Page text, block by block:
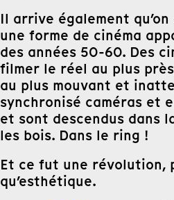
Il arrive également
une forme de cinéma
des années 50-60. Des
filmer le réel au plus
au plus mouvant et
synchronisé caméras et
et sont descendus dans
les bois. Dans le ring !
Et ce fut une révolution,
qu’esthétique.